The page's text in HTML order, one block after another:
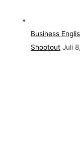
Business
Shootout Juli